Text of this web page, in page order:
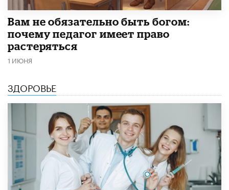
​Вам не обязательно быть богом:
почему педагог имеет право
растеряться
1 ИЮНЯ
ЗДОРОВЬЕ